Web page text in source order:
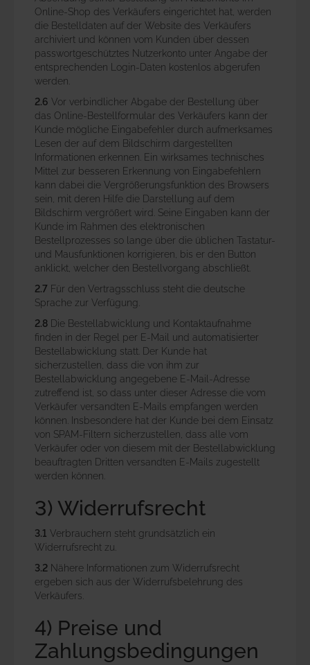
Online-Shop des Verkäufers eingerichtet hat, werden
die Bestelldaten auf der Website des Verkäufers
archiviert und können vom Kunden über dessen
passwortgeschütztes Nutzerkonto unter Angabe der
entsprechenden Login-Daten kostenlos abgerufen
werden.
2.6 Vor verbindlicher Abgabe der Bestellung über
das Online-Bestellformular des Verkäufers kann der
Kunde mögliche Eingabefehler durch aufmerksames
Lesen der auf dem Bildschirm dargestellten
Informationen erkennen. Ein wirksames technisches
Mittel zur besseren Erkennung von Eingabefehlern
kann dabei die Vergrößerungsfunktion des Browsers
sein, mit deren Hilfe die Darstellung auf dem
Bildschirm vergrößert wird. Seine Eingaben kann der
Kunde im Rahmen des elektronischen
Bestellprozesses so lange über die üblichen Tastatur-
und Mausfunktionen korrigieren, bis er den Button
anklickt, welcher den Bestellvorgang abschließt.
2.7 Für den Vertragsschluss steht die deutsche
Sprache zur Verfügung.
2.8 Die Bestellabwicklung und Kontaktaufnahme
finden in der Regel per E-Mail und automatisierter
Bestellabwicklung statt. Der Kunde hat
sicherzustellen, dass die von ihm zur
Bestellabwicklung angegebene E-Mail-Adresse
zutreffend ist, so dass unter dieser Adresse die vom
Verkäufer versandten E-Mails empfangen werden
können. Insbesondere hat der Kunde bei dem Einsatz
von SPAM-Filtern sicherzustellen, dass alle vom
Verkäufer oder von diesem mit der Bestellabwicklung
beauftragten Dritten versandten E-Mails zugestellt
werden können.
3) Widerrufsrecht
3.1 Verbrauchern steht grundsätzlich ein
Widerrufsrecht zu.
3.2 Nähere Informationen zum Widerrufsrecht
ergeben sich aus der Widerrufsbelehrung des
Verkäufers.
4) Preise und
Zahlungsbedingungen